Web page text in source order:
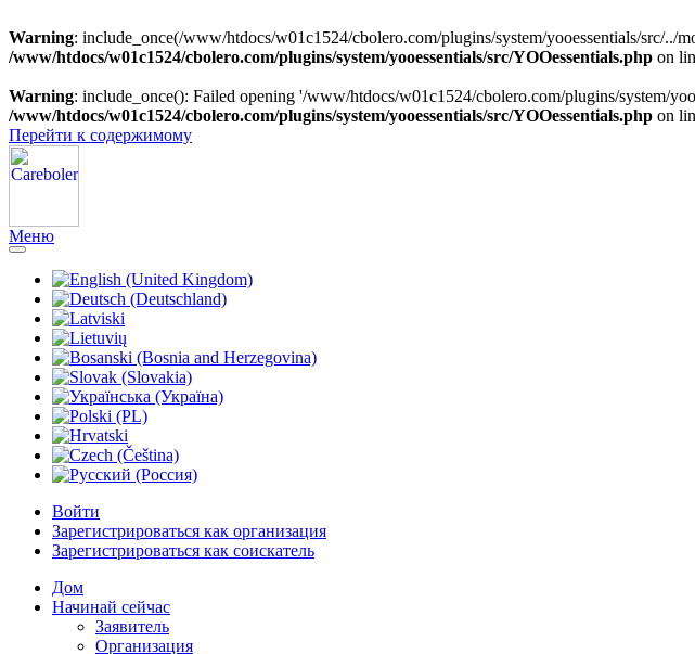
Warning: include_once(/www/htdocs/w01c1524/cbolero.com/plugins/system/yooessentials/src/../
/www/htdocs/w01c1524/cbolero.com/plugins/system/yooessentials/src/YOOessentials.php on
Warning: include_once(): Failed opening '/www/htdocs/w01c1524/cbolero.com/plugins/system/
/www/htdocs/w01c1524/cbolero.com/plugins/system/yooessentials/src/YOOessentials.php on
Перейти к содержимому
Меню
Войти
Зарегистрироваться как организация
Зарегистрироваться как соискатель
Дом
Начинай сейчас
Заявитель
Организация